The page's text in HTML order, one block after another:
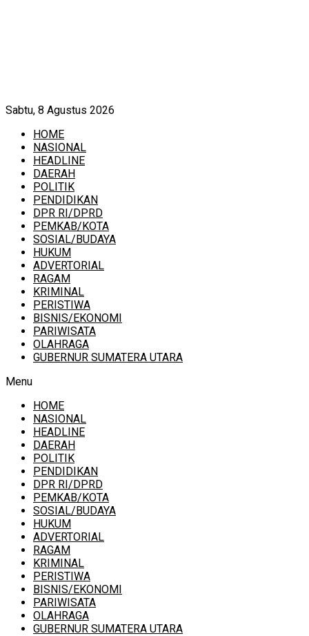
Sabtu, 8 Agustus 2026
HOME
NASIONAL
HEADLINE
DAERAH
POLITIK
PENDIDIKAN
DPR RI/DPRD
PEMKAB/KOTA
SOSIAL/BUDAYA
HUKUM
ADVERTORIAL
RAGAM
KRIMINAL
PERISTIWA
BISNIS/EKONOMI
PARIWISATA
OLAHRAGA
GUBERNUR SUMATERA UTARA
Menu
HOME
NASIONAL
HEADLINE
DAERAH
POLITIK
PENDIDIKAN
DPR RI/DPRD
PEMKAB/KOTA
SOSIAL/BUDAYA
HUKUM
ADVERTORIAL
RAGAM
KRIMINAL
PERISTIWA
BISNIS/EKONOMI
PARIWISATA
OLAHRAGA
GUBERNUR SUMATERA UTARA